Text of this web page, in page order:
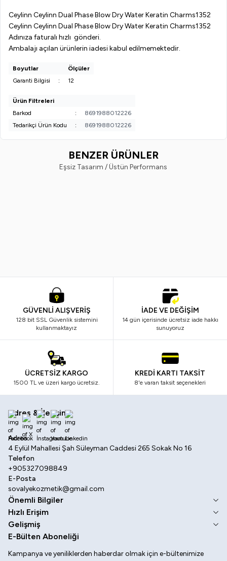
Ceylinn Ceylinn Dual Phase Blow Dry Water Keratin Charms1352
Ceylinn Ceylinn Dual Phase Blow Dry Water Keratin Charms1352
Adınıza faturalı hızlı gönderi.
Ambalajı açılan ürünlerin iadesi kabul edilmemektedir.
Boyutlar
Ölçüler
Garanti Bilgisi
: 12
Ürün Filtreleri
Barkod
:
8691988012226
Tedarikçi Ürün Kodu
: 8691988012226
BENZER ÜRÜNLER
Eşsiz Tasarım / Üstün Performans
GÜVENLİ ALIŞVERİŞ
128 bit SSL Güvenlik sistemini
kullanmaktayız
İADE VE DEĞİŞİM
14 gün içerisinde ücretsiz iade hakkı
sunuyoruz
ÜCRETSİZ KARGO
1500 TL ve üzeri kargo ücretsiz.
KREDİ KARTI TAKSİT
8'e varan taksit seçenekleri
Adres & İletişim
Adres
4 Eylül Mahallesi Şah Süleyman Caddesi 265 Sokak No 16
Telefon
+905327098849
E-Posta
sovalyekozmetik@gmail.com
Facebook
X İnstagram
Youtube
Önemli Bilgiler
Hızlı Erişim
Gelişmiş
E-Bülten Aboneliği
Kampanya ve yeniliklerden haberdar olmak için e-bültenimize